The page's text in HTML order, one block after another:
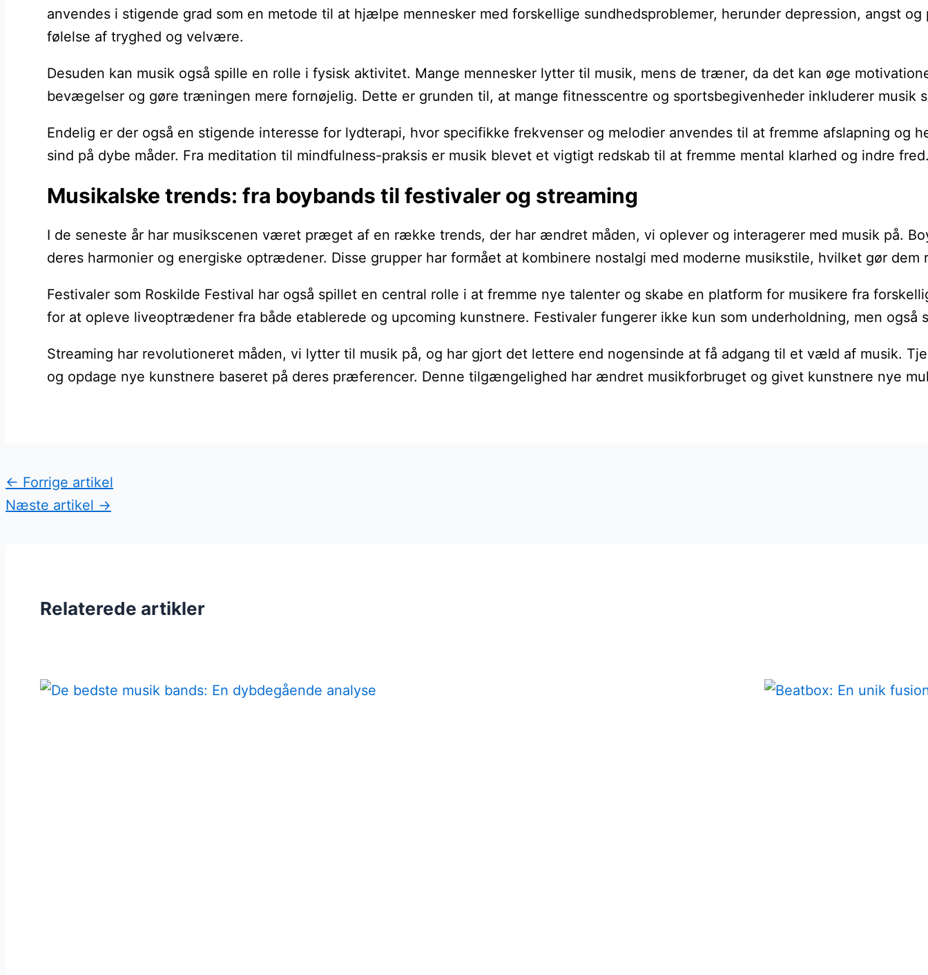
anvendes i stigende grad som en metode til at hjælpe mennesker med forskellige sundhedsproblemer, herunder depression, angst
følelse af tryghed og velvære.
Desuden kan musik også spille en rolle i fysisk aktivitet. Mange mennesker lytter til musik, mens de træner, da det kan øge
bevægelser og gøre træningen mere fornøjelig. Dette er grunden til, at mange fitnesscentre og sportsbegivenheder inkluderer musik
Endelig er der også en stigende interesse for lydterapi, hvor specifikke frekvenser og melodier anvendes til at fremme afslapning og
sind på dybe måder. Fra meditation til mindfulness-praksis er musik blevet et vigtigt redskab til at fremme mental klarhed og indre
Musikalske trends: fra boybands til festivaler og streaming
I de seneste år har musikscenen været præget af en række trends, der har ændret måden, vi oplever og interagerer med musik på.
deres harmonier og energiske optrædener. Disse grupper har formået at kombinere nostalgi med moderne musikstile, hvilket gør dem
Festivaler som Roskilde Festival har også spillet en central rolle i at fremme nye talenter og skabe en platform for musikere fra
for at opleve liveoptrædener fra både etablerede og upcoming kunstnere. Festivaler fungerer ikke kun som underholdning, men
Streaming har revolutioneret måden, vi lytter til musik på, og har gjort det lettere end nogensinde at få adgang til et væld af musik.
og opdage nye kunstnere baseret på deres præferencer. Denne tilgængelighed har ændret musikforbruget og givet kunstnere nye
← Forrige artikel
Næste artikel →
Relaterede artikler